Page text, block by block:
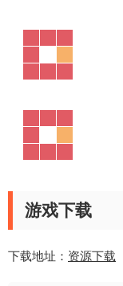
游戏下载
下载地址： 资源下载